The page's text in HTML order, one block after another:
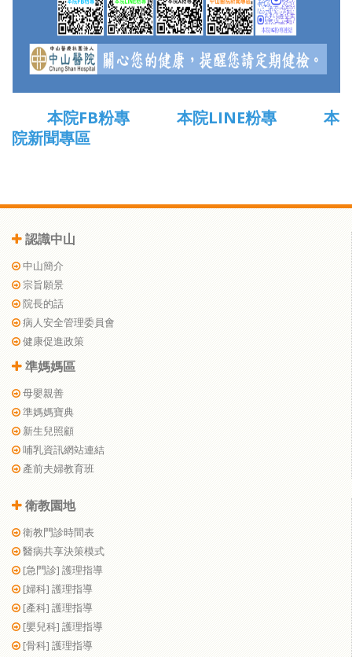
本院FB粉專 本院LINE粉專
本
院新聞專區
認識中山
中山簡介
宗旨願景
院長的話
病人安全管理委員會
健康促進政策
準媽媽區
母嬰親善
準媽媽寶典
新生兒照顧
哺乳資訊網站連結
產前夫婦教育班
衛教園地
衛教門診時間表
醫病共享決策模式
[急門診] 護理指導
[婦科] 護理指導
[產科] 護理指導
[嬰兒科] 護理指導
[骨科] 護理指導